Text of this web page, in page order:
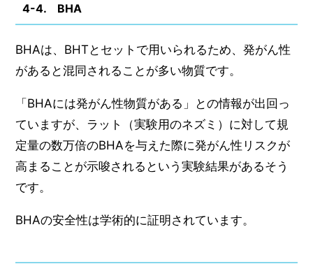
4-4. BHA
BHAは、BHTとセットで用いられるため、発がん性
があると混同されることが多い物質です。
「BHAには発がん性物質がある」との情報が出回っ
ていますが、ラット（実験用のネズミ）に対して規
定量の数万倍のBHAを与えた際に発がん性リスクが
高まることが示唆されるという実験結果があるそう
です。
BHAの安全性は学術的に証明されています。